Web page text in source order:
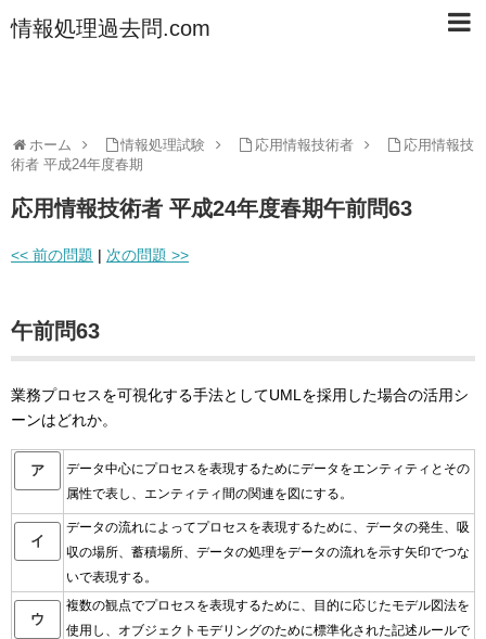
情報処理過去問.com
ホーム 情報処理試験 応用情報技術者
応用情報技
術者 平成24年度春期
応用情報技術者 平成24年度春期午前問63
<< 前の問題 | 次の問題 >>
午前問63
業務プロセスを可視化する手法としてUMLを採用した場合の活用シ
ーンはどれか。
ア
データ中心にプロセスを表現するためにデータをエンティティとその
属性で表し、エンティティ間の関連を図にする。
イ
データの流れによってプロセスを表現するために、データの発生、吸
収の場所、蓄積場所、データの処理をデータの流れを示す矢印でつな
いで表現する。
ウ
複数の観点でプロセスを表現するために、目的に応じたモデル図法を
使用し、オブジェクトモデリングのために標準化された記述ルールで